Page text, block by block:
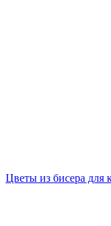
Цветы из бисера для